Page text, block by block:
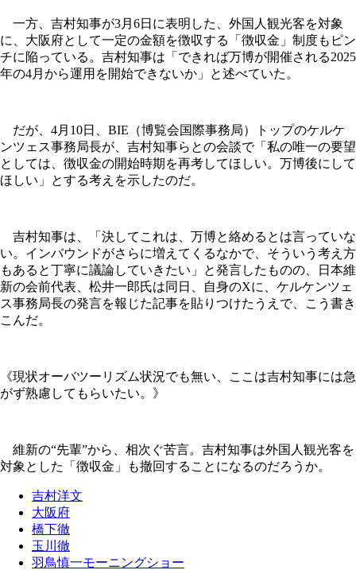
一方、吉村知事が3月6日に表明した、外国人観光客を対象
に、大阪府として一定の金額を徴収する「徴収金」制度もピン
チに陥っている。吉村知事は「できれば万博が開催される2025
年の4月から運用を開始できないか」と述べていた。
だが、4月10日、BIE（博覧会国際事務局）トップのケルケ
ンツェス事務局長が、吉村知事らとの会談で「私の唯一の要望
としては、徴収金の開始時期を再考してほしい。万博後にして
ほしい」とする考えを示したのだ。
吉村知事は、「決してこれは、万博と絡めるとは言っていな
い。インバウンドがさらに増えてくるなかで、そういう考え方
もあると丁寧に議論していきたい」と発言したものの、日本維
新の会前代表、松井一郎氏は同日、自身のXに、ケルケンツェ
ス事務局長の発言を報じた記事を貼りつけたうえで、こう書き
こんだ。
《現状オーバツーリズム状況でも無い、ここは吉村知事には急
がず熟慮してもらいたい。》
維新の“先輩”から、相次ぐ苦言。吉村知事は外国人観光客を
対象とした「徴収金」も撤回することになるのだろうか。
吉村洋文
大阪府
橋下徹
玉川徹
羽鳥慎一モーニングショー